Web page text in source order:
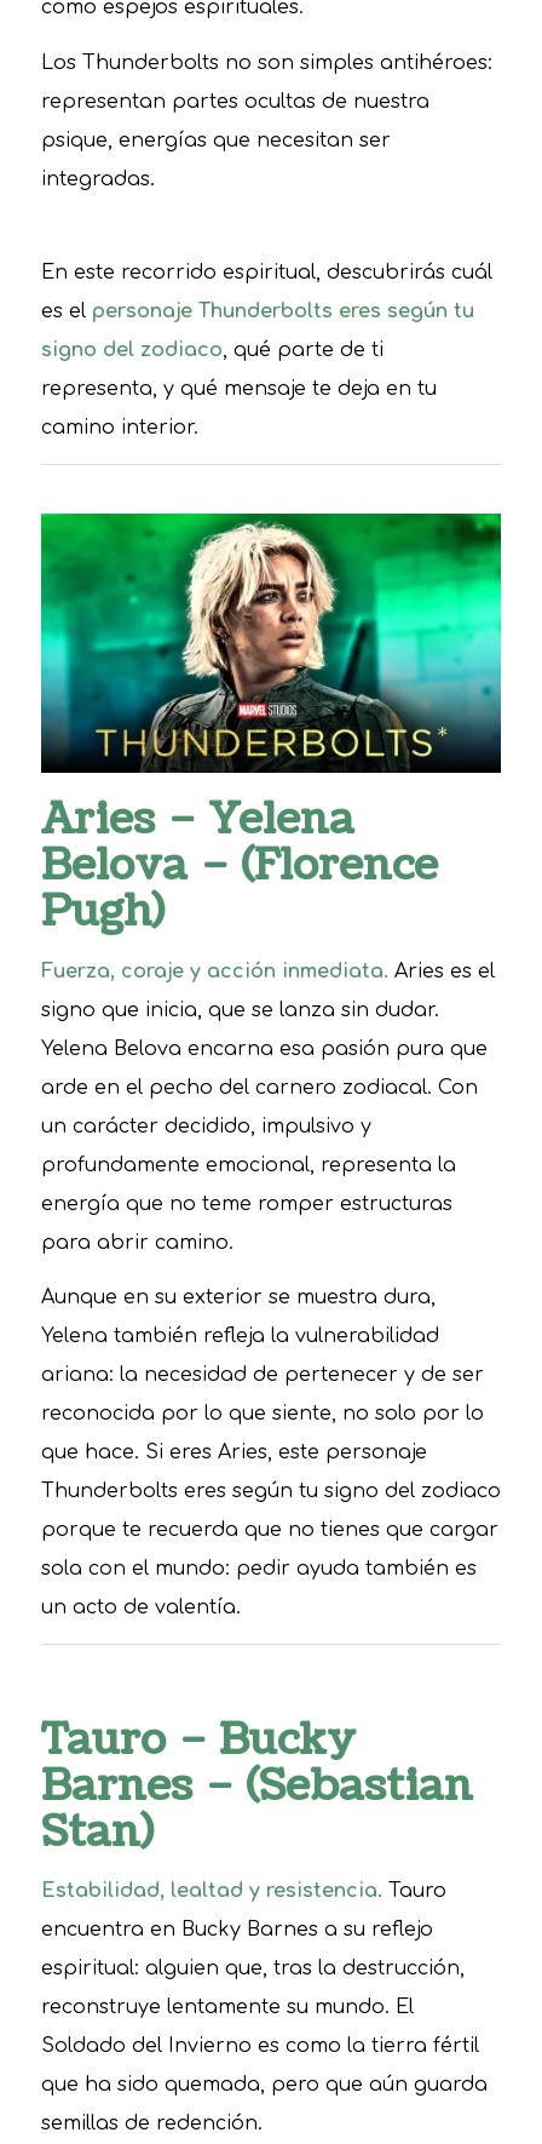
como espejos espirituales.
Los Thunderbolts no son simples antihéroes:
representan partes ocultas de nuestra
psique, energías que necesitan ser
integradas.
En este recorrido espiritual, descubrirás cuál
es el personaje Thunderbolts eres según tu
signo del zodiaco, qué parte de ti
representa, y qué mensaje te deja en tu
camino interior.
Aries – Yelena
Belova – (Florence
Pugh)
Fuerza, coraje y acción inmediata. Aries es el
signo que inicia, que se lanza sin dudar.
Yelena Belova encarna esa pasión pura que
arde en el pecho del carnero zodiacal. Con
un carácter decidido, impulsivo y
profundamente emocional, representa la
energía que no teme romper estructuras
para abrir camino.
Aunque en su exterior se muestra dura,
Yelena también refleja la vulnerabilidad
ariana: la necesidad de pertenecer y de ser
reconocida por lo que siente, no solo por lo
que hace. Si eres Aries, este personaje
Thunderbolts eres según tu signo del zodiaco
porque te recuerda que no tienes que cargar
sola con el mundo: pedir ayuda también es
un acto de valentía.
Tauro – Bucky
Barnes – (Sebastian
Stan)
Estabilidad, lealtad y resistencia. Tauro
encuentra en Bucky Barnes a su reflejo
espiritual: alguien que, tras la destrucción,
reconstruye lentamente su mundo. El
Soldado del Invierno es como la tierra fértil
que ha sido quemada, pero que aún guarda
semillas de redención.